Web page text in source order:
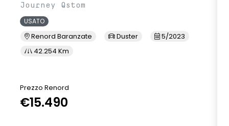
Journey Qstom
USATO
Renord Baranzate Duster
5/2023
42.254 Km
Prezzo Renord
€15.490